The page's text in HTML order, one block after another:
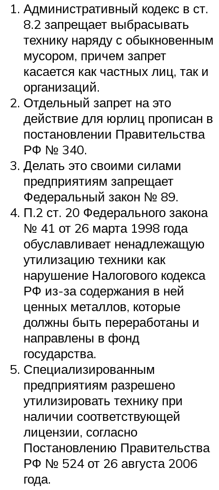
Административный кодекс в ст.
8.2 запрещает выбрасывать
технику наряду с обыкновенным
мусором, причем запрет
касается как частных лиц, так и
организаций.
Отдельный запрет на это
действие для юрлиц прописан в
постановлении Правительства
РФ № 340.
Делать это своими силами
предприятиям запрещает
Федеральный закон № 89.
П.2 ст. 20 Федерального закона
№ 41 от 26 марта 1998 года
обуславливает ненадлежащую
утилизацию техники как
нарушение Налогового кодекса
РФ из-за содержания в ней
ценных металлов, которые
должны быть переработаны и
направлены в фонд
государства.
Специализированным
предприятиям разрешено
утилизировать технику при
наличии соответствующей
лицензии, согласно
Постановлению Правительства
РФ № 524 от 26 августа 2006
года.